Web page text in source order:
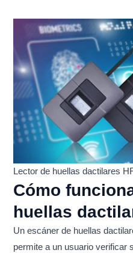
Lector de huellas dactilares
Cómo
huellas
Un escáner de huellas
permite a un usuario verificar